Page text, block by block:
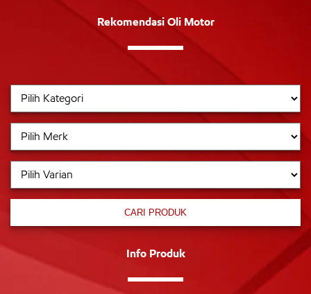
Rekomendasi Oli Motor
CARI PRODUK
Info Produk